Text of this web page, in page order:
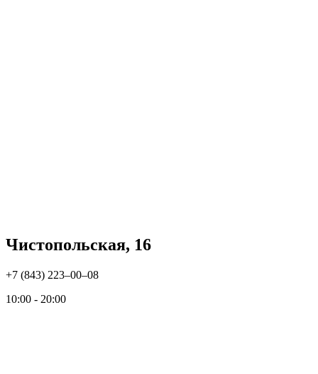
Чистопольская, 16
+7 (843) 223‒00‒08
10:00 - 20:00